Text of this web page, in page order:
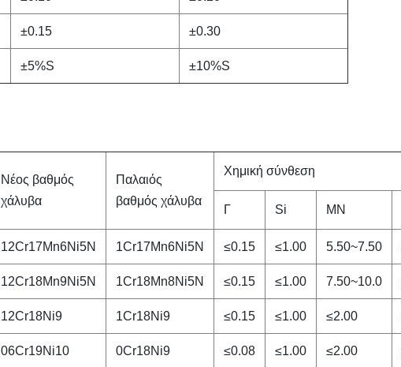
±0.15 ±0.30
±5%S ±10%S
Νέος βαθμός
χάλυβα
Παλαιός
βαθμός χάλυβα
Χημική σύνθεση
Γ Si ΜΝ
12Cr17Mn6Ni5N 1Cr17Mn6Ni5N ≤0.15 ≤1.00 5.50~7.50
12Cr18Mn9Ni5N 1Cr18Mn8Ni5N ≤0.15 ≤1.00 7.50~10.0
12Cr18Ni9 1Cr18Ni9 ≤0.15 ≤1.00 ≤2.00
06Cr19Ni10 0Cr18Ni9 ≤0.08 ≤1.00 ≤2.00